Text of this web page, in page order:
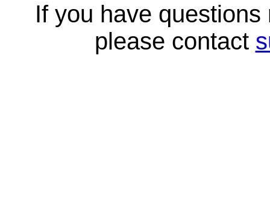
If you have
please contact